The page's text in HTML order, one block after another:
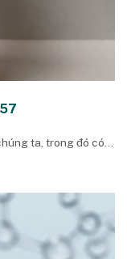
ta, trong đó có...